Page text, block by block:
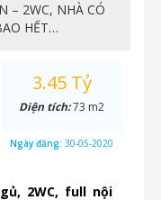
– 2WC, NHÀ CÓ
HẾT…
2WC, full nội
3.45 Tỷ
Diện tích:73 m2
Ngày đăng: 30-05-2020